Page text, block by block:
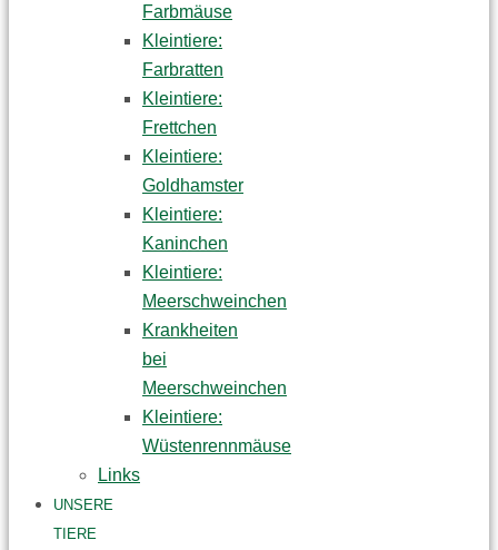
Farbmäuse
Kleintiere:
Farbratten
Kleintiere:
Frettchen
Kleintiere:
Goldhamster
Kleintiere:
Kaninchen
Kleintiere:
Meerschweinchen
Krankheiten
bei
Meerschweinchen
Kleintiere:
Wüstenrennmäuse
Links
UNSERE
TIERE